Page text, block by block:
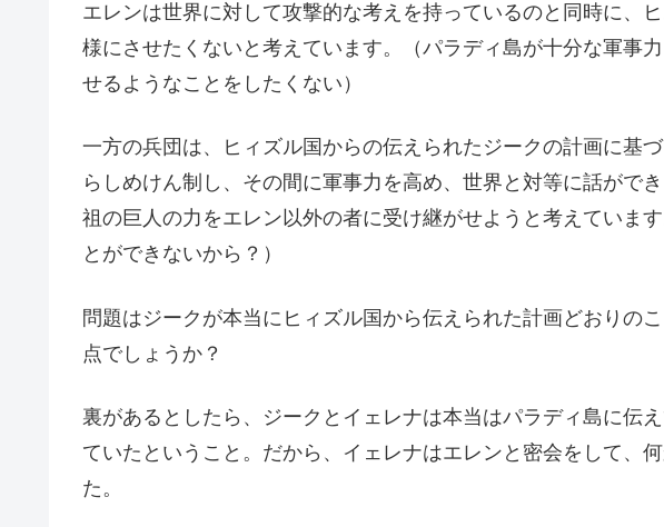
エレンは世界に対して攻撃的な考えを持っているのと同時に、
様にさせたくないと考えています。（パラディ島が十分な軍事
せるようなことをしたくない）
一方の兵団は、ヒィズル国からの伝えられたジークの計画に基
らしめけん制し、その間に軍事力を高め、世界と対等に話がで
祖の巨人の力をエレン以外の者に受け継がせようと考えていま
とができないから？）
問題はジークが本当にヒィズル国から伝えられた計画どおりの
点でしょうか？
裏があるとしたら、ジークとイェレナは本当はパラディ島に伝
ていたということ。だから、イェレナはエレンと密会をして、
た。